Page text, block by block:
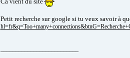
Petit recherche sur google si tu veux savoir à